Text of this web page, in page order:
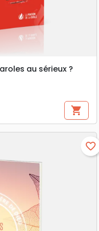
au sérieux ?
shopping_cart
favorite_border